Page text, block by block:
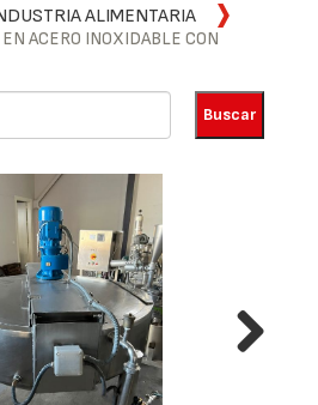
ALIMENTARIA
ACERO INOXIDABLE CON